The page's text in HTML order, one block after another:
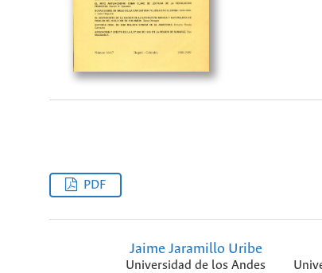
PDF
Jaime Jaramillo Uribe
Universidad de los Andes